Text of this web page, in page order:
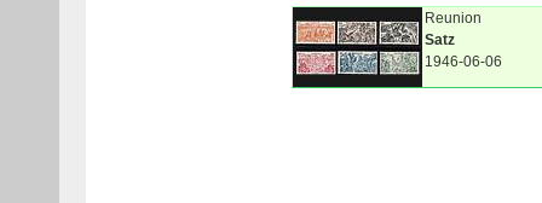
Reunion
Satz
1946-06-06